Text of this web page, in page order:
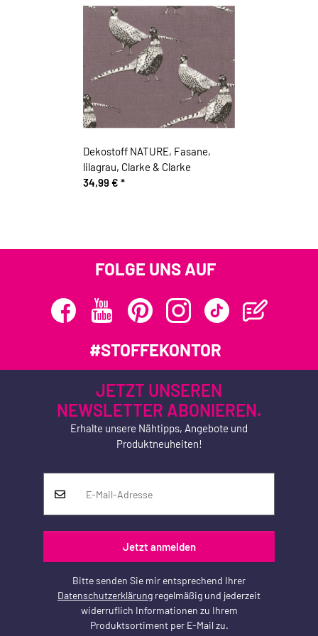
Dekostoff NATURE, Fasane,
lilagrau, Clarke & Clarke
34,99 € *
FOLGE UNS AUF
#STOFFEKONTOR
JETZT UNSEREN
NEWSLETTER ABONIEREN.
Erhalte unsere Nähtipps, Angebote und
Produktneuheiten!
Jetzt anmelden
Bitte senden Sie mir entsprechend Ihrer
Datenschutzerklärung regelmäßig und jederzeit
widerruflich Informationen zu Ihrem
Produktsortiment per E-Mail zu.